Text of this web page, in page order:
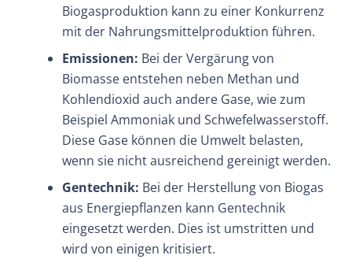
Biogasproduktion kann zu einer Konkurrenz
mit der Nahrungsmittelproduktion führen.
Emissionen: Bei der Vergärung von
Biomasse entstehen neben Methan und
Kohlendioxid auch andere Gase, wie zum
Beispiel Ammoniak und Schwefelwasserstoff.
Diese Gase können die Umwelt belasten,
wenn sie nicht ausreichend gereinigt werden.
Gentechnik: Bei der Herstellung von Biogas
aus Energiepflanzen kann Gentechnik
eingesetzt werden. Dies ist umstritten und
wird von einigen kritisiert.